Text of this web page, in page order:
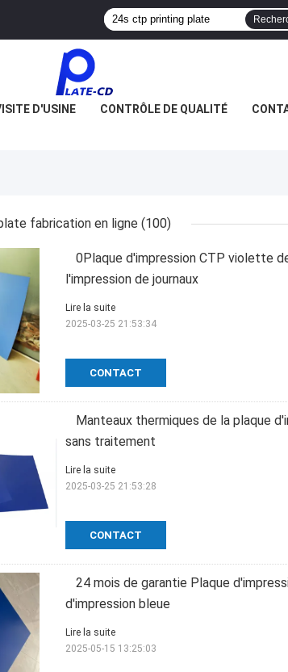
D'USINE CONTRÔLE DE QUALITÉ
fabrication en ligne (100)
0Plaque d'impression CTP violette
l'impression de journaux
CONTACT
Lire la suite
2025-03-25 21:53:34
Manteaux thermiques de la plaque
sans traitement
CONTACT
Lire la suite
2025-03-25 21:53:28
24 mois de garantie Plaque
d'impression bleue
Lire la suite
2025-05-15 13:25:03